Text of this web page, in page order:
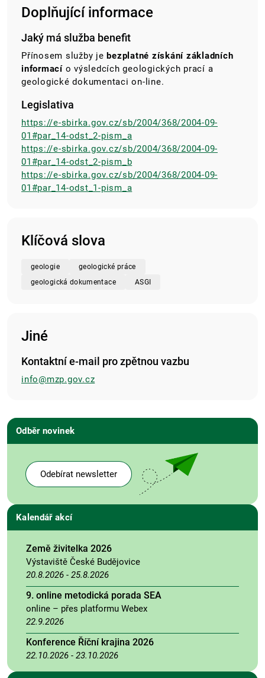
Doplňující informace
Jaký má služba benefit
Přínosem služby jebezplatné získání základních
informacío výsledcích geologických prací a
geologické dokumentaci on-line.
Legislativa
https://e-sbirka.gov.cz/sb/2004/368/2004-09-
01#par_14-odst_2-pism_a
https://e-sbirka.gov.cz/sb/2004/368/2004-09-
01#par_14-odst_2-pism_b
https://e-sbirka.gov.cz/sb/2004/368/2004-09-
01#par_14-odst_1-pism_a
Klíčová slova
geologie
geologické práce
geologická dokumentace
ASGI
Jiné
Kontaktní e-mail pro zpětnou vazbu
info@mzp.gov.cz
Odběr novinek
Odebírat newsletter
Kalendář akcí
Země živitelka 2026
Výstaviště České Budějovice
20.8.2026 - 25.8.2026
9. online metodická porada SEA
online – přes platformu Webex
22.9.2026
Konference Říční krajina 2026
22.10.2026 - 23.10.2026